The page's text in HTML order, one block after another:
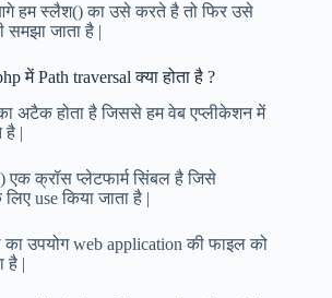
हम स्लैश() का उसे करते है तो फिर उसे
समझा जाता है |
में Path traversal क्या होता है ?
अटैक होता है जिससे हम वेब एप्लीकेशन में
है |
एक क्रॉस प्लेटफार्म सिंबल है जिसे
use किया जाता है |
उपयोग web application की फाइल को
है |